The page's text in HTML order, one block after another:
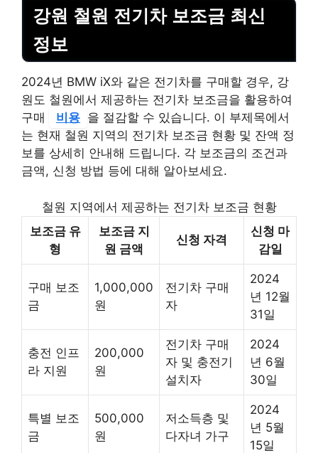
강원 철원 전기차 보조금 최신
정보
2024년 BMW iX와 같은 전기차를 구매할 경우, 강
원도 철원에서 제공하는 전기차 보조금을 활용하여
구매
비용 을 절감할 수 있습니다. 이 부제목에서
는 현재 철원 지역의 전기차 보조금 현황 및 잔액 정
보를 상세히 안내해 드립니다. 각 보조금의 조건과
금액, 신청 방법 등에 대해 알아보세요.
철원 지역에서 제공하는 전기차 보조금 현황
보조금 유
형
보조금 지
원 금액
신청 자격
신청 마
감일
구매 보조
금
1,000,000
원
전기차 구매
자
2024
년 12월
31일
충전 인프
라 지원
200,000
원
전기차 구매
자 및 충전기
설치자
2024
년 6월
30일
특별 보조
금
500,000
원
저소득층 및
다자녀 가구
2024
년 5월
15일